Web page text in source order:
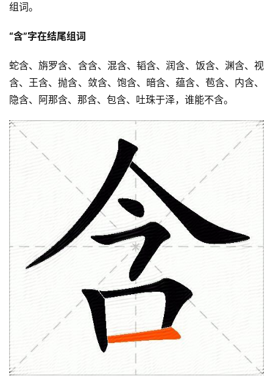
组词。
“含”字在结尾组词
蛇含、旃罗含、含含、混含、韬含、润含、饭含、渊含、视
含、王含、抛含、敛含、饱含、暗含、蕴含、苞含、内含、
隐含、阿那含、那含、包含、吐珠于泽，谁能不含。